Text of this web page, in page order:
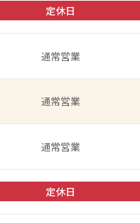
定休日
通常営業
通常営業
通常営業
定休日